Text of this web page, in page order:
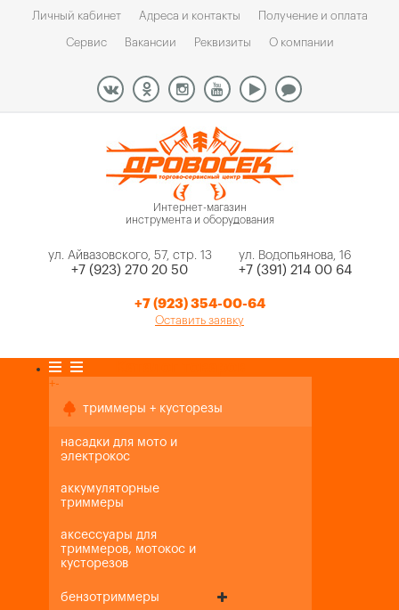
Личный кабинет Адреса и контакты Получение и оплата
Сервис Вакансии Реквизиты О компании
Интернет-магазин
инструмента и оборудования
ул. Айвазовского, 57, стр. 13
+7 (923) 270 20 50
ул. Водопьянова, 16
+7 (391) 214 00 64
+7 (923) 354-00-64
Оставить заявку
+-
триммеры + кусторезы
насадки для мото и
электрокос
аккумуляторные
триммеры
аксессуары для
триммеров, мотокос и
кусторезов
бензотриммеры